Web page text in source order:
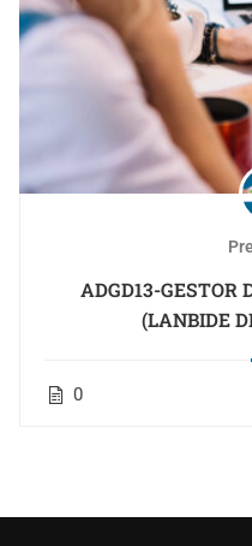
ADGD13-GESTOR
(LANBIDE
0